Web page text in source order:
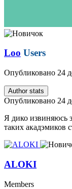
Loo Users
Опубликовано 24
Author stats
Опубликовано 24
Я дико извиняюсь
таких акадэмиков
ALOKI
Members